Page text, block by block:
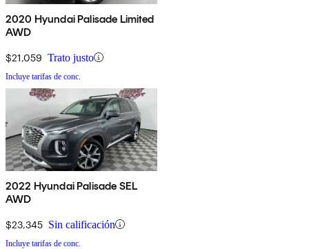
2020 Hyundai Palisade Limited
AWD
$21,059 Trato justo
Incluye tarifas de conc.
2022 Hyundai Palisade SEL
AWD
$23,345 Sin calificación
Incluye tarifas de conc.